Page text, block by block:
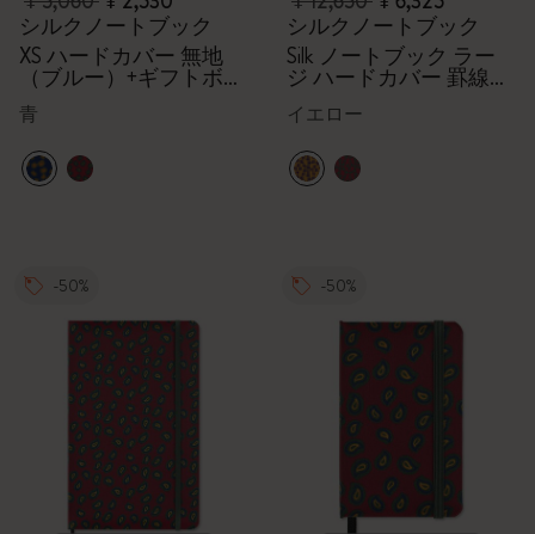
シルクノートブック
XS ハードカバー 無地
（ブルー）+ギフトボッ
クス
青
シルクノートブック
Silk ノートブック ラー
ジ ハードカバー 罫線
ックス
イエロー
-50% -50%